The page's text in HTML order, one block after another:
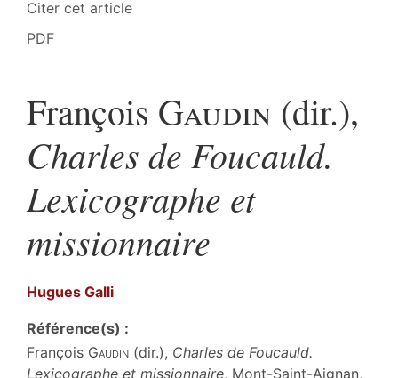
Citer cet article
PDF
François Gaudin (dir.),
Charles de Foucauld.
Lexicographe et
missionnaire
Hugues Galli
Référence(s) :
François Gaudin (dir.), Charles de Foucauld.
Lexicographe et missionnaire, Mont-Saint-Aignan,